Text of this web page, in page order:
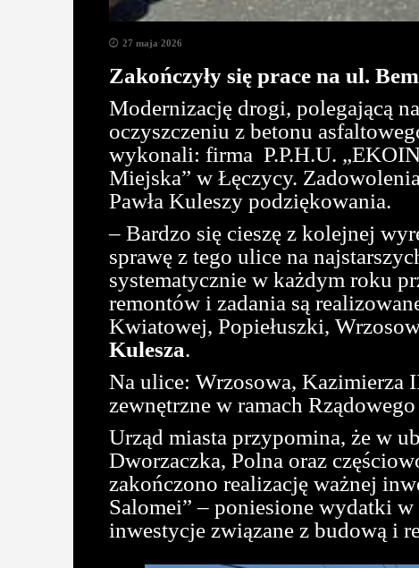
27 maja 2026
Zakończyły się prace na ul.
Modernizację drogi, polegającą
oczyszczeniu z betonu
wykonali: firma P.P.H.U.
Miejska” w Łęczycy.
Pawła Kuleszy podziękowania.
– Bardzo się cieszę z kolejnej
sprawę z tego ulice na
systematycznie w każdym roku
remontów i zadania są
Kwiatowej, Popiełuszki,
Kulesza.
Na ulice: Wrzosowa, Kazimierza
zewnętrzne w ramach
Urząd miasta przypomina, że w
Dworzaczka, Polna oraz
zakończono realizację ważnej
Salomei” – poniesione wydatki w
inwestycje związane z budową i